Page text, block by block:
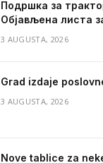
Подршка за
Објављена листа
3 AUGUSTA, 2026
Grad izdaje
3 AUGUSTA, 2026
Nove tablice za